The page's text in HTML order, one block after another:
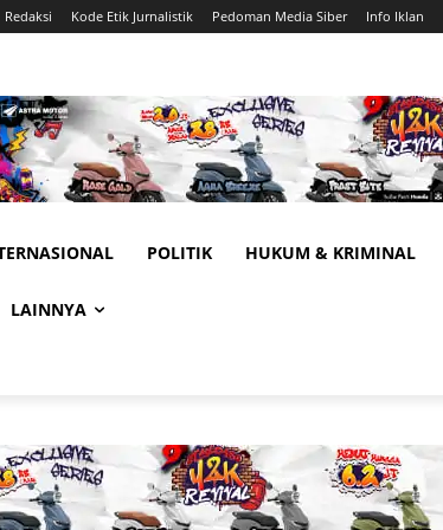
Redaksi Kode Etik Jurnalistik Pedoman Media Siber Info Iklan
POLITIK HUKUM & KRIMINAL
LAINNYA